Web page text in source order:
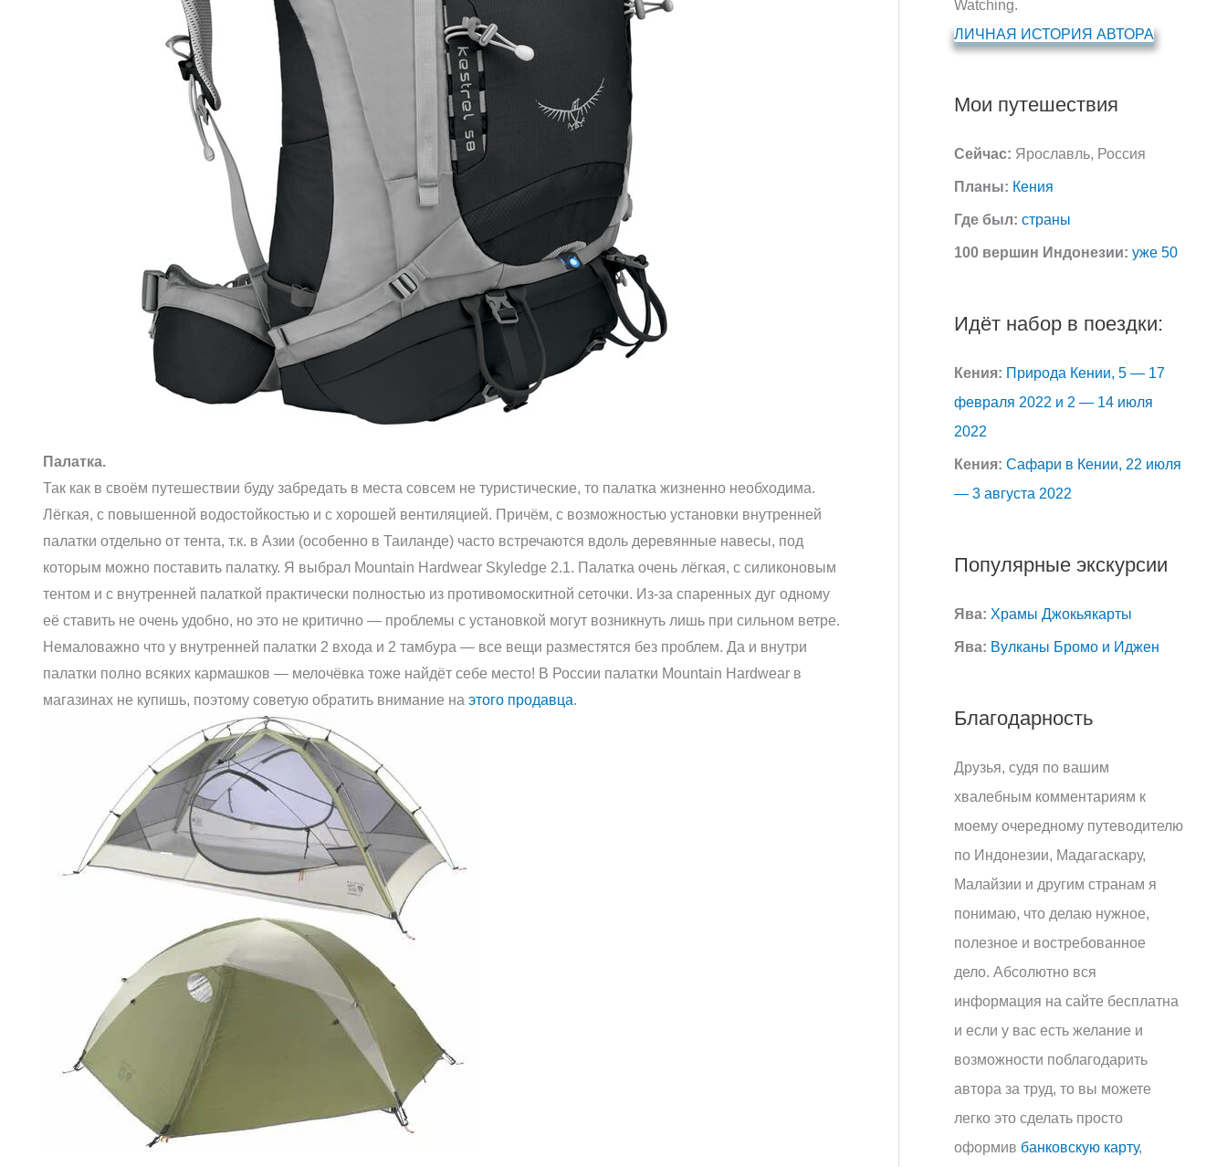
Палатка.
Так как в своём путешествии буду забредать в места совсем не туристические, то палатка жизненно необходима.
Лёгкая, с повышенной водостойкостью и с хорошей вентиляцией. Причём, с возможностью установки внутренней
палатки отдельно от тента, т.к. в Азии (особенно в Таиланде) часто встречаются вдоль деревянные навесы, под
которым можно поставить палатку. Я выбрал Mountain Hardwear Skyledge 2.1. Палатка очень лёгкая, с силиконовым
тентом и с внутренней палаткой практически полностью из противомоскитной сеточки. Из-за спаренных дуг одному
её ставить не очень удобно, но это не критично — проблемы с установкой могут возникнуть лишь при сильном ветре.
Немаловажно что у внутренней палатки 2 входа и 2 тамбура — все вещи разместятся без проблем. Да и внутри
палатки полно всяких кармашков — мелочёвка тоже найдёт себе место! В России палатки Mountain Hardwear в
магазинах не купишь, поэтому советую обратить внимание на этого продавца.
Watching.
ЛИЧНАЯ ИСТОРИЯ АВТОРА
Мои путешествия
Сейчас: Ярославль, Россия
Планы: Кения
Где был: страны
100 вершин Индонезии: уже 50
Идёт набор в поездки:
Кения: Природа Кении, 5 — 17
февраля 2022 и 2 — 14 июля
2022
Кения: Сафари в Кении, 22 июля
— 3 августа 2022
Популярные экскурсии
Ява: Храмы Джокьякарты
Ява: Вулканы Бромо и Иджен
Благодарность
Друзья, судя по вашим
хвалебным комментариям к
моему очередному путеводителю
по Индонезии, Мадагаскару,
Малайзии и другим странам я
понимаю, что делаю нужное,
полезное и востребованное
дело. Абсолютно вся
информация на сайте бесплатна
и если у вас есть желание и
возможности поблагодарить
автора за труд, то вы можете
легко это сделать просто
оформив банковскую карту,